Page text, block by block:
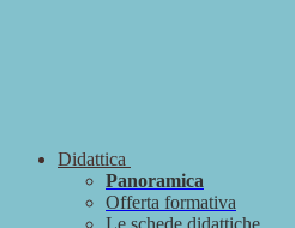
Didattica
Panoramica
Offerta formativa